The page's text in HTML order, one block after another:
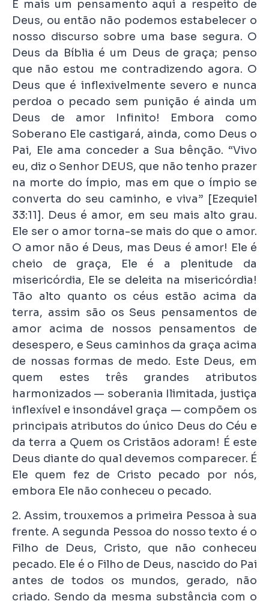
E mais um pensamento aqui a respeito de
Deus, ou então não podemos estabelecer o
nosso discurso sobre uma base segura. O
Deus da Bíblia é um Deus de graça; penso
que não estou me contradizendo agora. O
Deus que é inflexivelmente severo e nunca
perdoa o pecado sem punição é ainda um
Deus de amor Infinito! Embora como
Soberano Ele castigará, ainda, como Deus o
Pai, Ele ama conceder a Sua bênção. “Vivo
eu, diz o Senhor DEUS, que não tenho prazer
na morte do ímpio, mas em que o ímpio se
converta do seu caminho, e viva” [Ezequiel
33:11]. Deus é amor, em seu mais alto grau.
Ele ser o amor torna-se mais do que o amor.
O amor não é Deus, mas Deus é amor! Ele é
cheio de graça, Ele é a plenitude da
misericórdia, Ele se deleita na misericórdia!
Tão alto quanto os céus estão acima da
terra, assim são os Seus pensamentos de
amor acima de nossos pensamentos de
desespero, e Seus caminhos da graça acima
de nossas formas de medo. Este Deus, em
quem estes três grandes atributos
harmonizados — soberania Ilimitada, justiça
inflexível e insondável graça — compõem os
principais atributos do único Deus do Céu e
da terra a Quem os Cristãos adoram! É este
Deus diante do qual devemos comparecer. É
Ele quem fez de Cristo pecado por nós,
embora Ele não conheceu o pecado.
2. Assim, trouxemos a primeira Pessoa à sua
frente. A segunda Pessoa do nosso texto é o
Filho de Deus, Cristo, que não conheceu
pecado. Ele é o Filho de Deus, nascido do Pai
antes de todos os mundos, gerado, não
criado. Sendo da mesma substância com o